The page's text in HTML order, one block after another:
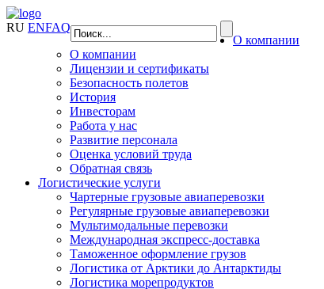
RU ENFAQ
О компании
О компании
Лицензии и сертификаты
Безопасность полетов
История
Инвесторам
Работа у нас
Развитие персонала
Оценка условий труда
Обратная связь
Логистические услуги
Чартерные грузовые авиаперевозки
Регулярные грузовые авиаперевозки
Мультимодальные перевозки
Международная экспресс-доставка
Таможенное оформление грузов
Логистика от Арктики до Антарктиды
Логистика морепродуктов